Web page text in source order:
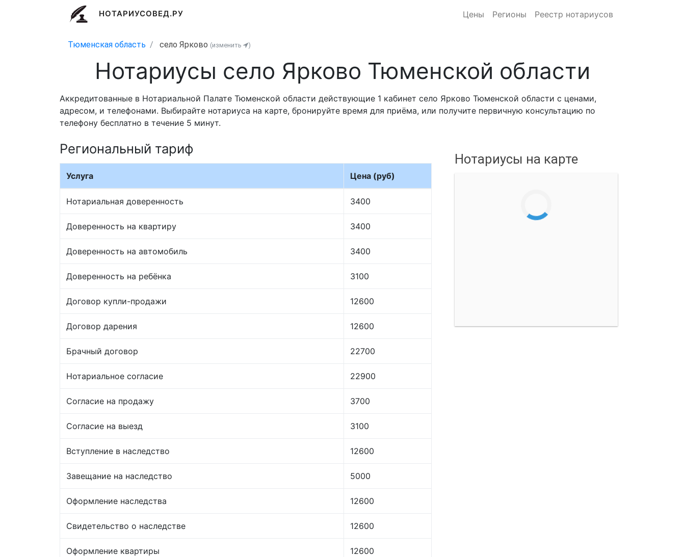
НОТАРИУСОВЕД.РУ Цены Регионы Реестр нотариусов
Тюменская область село Ярково (изменить )
Нотариусы село Ярково Тюменской области
Аккредитованные в Нотариальной Палате Тюменской области действующие 1 кабинет село Ярково Тюменской области с ценами,
адресом, и телефонами. Выбирайте нотариуса на карте, бронируйте время для приёма, или получите первичную консультацию по
телефону бесплатно в течение 5 минут.
Региональный тариф
Услуга Цена (руб)
Нотариальная доверенность 3400
Доверенность на квартиру 3400
Доверенность на автомобиль 3400
Доверенность на ребёнка 3100
Договор купли-продажи 12600
Договор дарения 12600
Брачный договор 22700
Нотариальное согласие 22900
Согласие на продажу 3700
Согласие на выезд 3100
Вступление в наследство 12600
Завещание на наследство 5000
Оформление наследства 12600
Свидетельство о наследстве 12600
Оформление квартиры 12600
Нотариусы на карте